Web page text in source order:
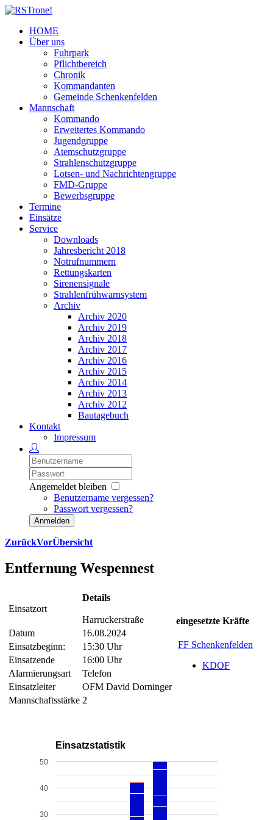
HOME
Über uns
Fuhrpark
Pflichtbereich
Chronik
Kommandanten
Gemeinde Schenkenfelden
Mannschaft
Kommando
Erweitertes Kommando
Jugendgruppe
Atemschutzgruppe
Strahlenschutzgruppe
Lotsen- und Nachrichtengruppe
FMD-Gruppe
Bewerbsgruppe
Termine
Einsätze
Service
Downloads
Jahresbericht 2018
Notrufnummern
Rettungskarten
Sirenensignale
Strahlenfrühwarnsystem
Archiv
Archiv 2020
Archiv 2019
Archiv 2018
Archiv 2017
Archiv 2016
Archiv 2015
Archiv 2014
Archiv 2013
Archiv 2012
Bautagebuch
Kontakt
Impressum
Angemeldet bleiben
Benutzername vergessen?
Passwort vergessen?
Anmelden
ZurückVorÜbersicht
Entfernung Wespennest
Einsatzort
Details
Harruckerstraße
Datum
16.08.2024
Einsatzbeginn:
15:30 Uhr
Einsatzende
16:00 Uhr
Alarmierungsart
Telefon
Einsatzleiter
OFM David Dorninger
Mannschaftsstärke 2
eingesetzte Kräfte
FF Schenkenfelden
KDOF
Einsatzstatistik
30
40
50